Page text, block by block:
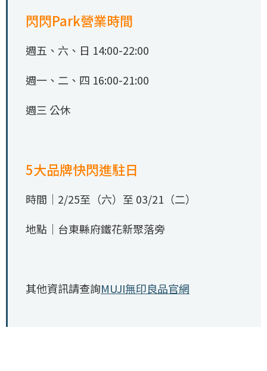
閃閃Park營業時間
週五、六、日 14:00-22:00
週一、二、四 16:00-21:00
週三 公休
5大品牌快閃進駐日
時間｜2/25至（六）至 03/21（二）
地點｜台東縣府鐵花新聚落旁
其他資訊請查詢MUJI無印良品官網